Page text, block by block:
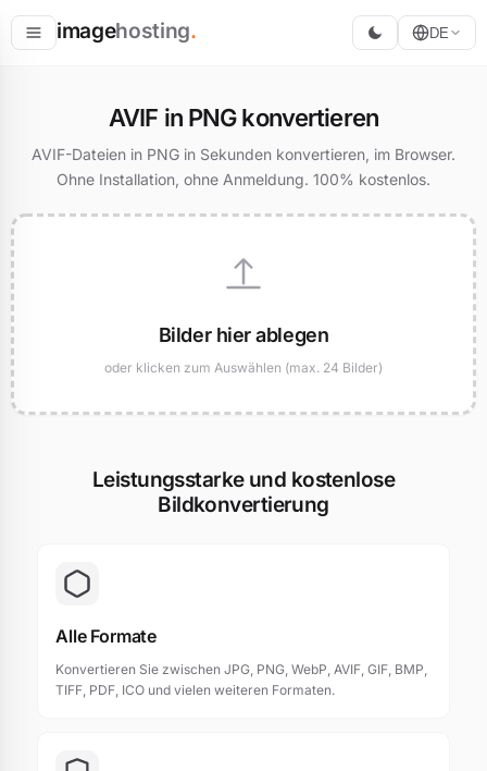
imagehosting.
Größe ändern
DE
AVIF in PNG konvertieren
AVIF-Dateien in PNG in Sekunden konvertieren, im Browser.
Ohne Installation, ohne Anmeldung. 100% kostenlos.
Bilder hier ablegen
oder klicken zum Auswählen (max. 24 Bilder)
Leistungsstarke und kostenlose
Bildkonvertierung
Alle Formate
Konvertieren Sie zwischen JPG, PNG, WebP, AVIF, GIF, BMP,
TIFF, PDF, ICO und vielen weiteren Formaten.